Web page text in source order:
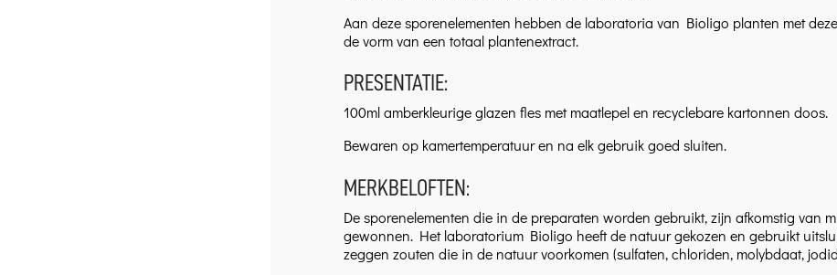
Aan deze sporenelementen hebben de laboratoria van Bioligo planten met
de vorm van een totaal plantenextract.
PRESENTATIE:
100ml amberkleurige glazen fles met maatlepel en recyclebare kartonnen doos.
Bewaren op kamertemperatuur en na elk gebruik goed sluiten.
MERKBELOFTEN:
De sporenelementen die in de preparaten worden gebruikt, zijn afkomstig van
gewonnen. Het laboratorium Bioligo heeft de natuur gekozen en gebruikt
zeggen zouten die in de natuur voorkomen (sulfaten, chloriden, molybdaat,